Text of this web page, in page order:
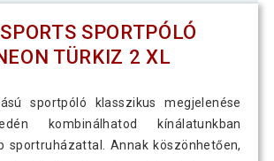
SPORTPÓLÓ
TÜRKIZ 2 XL
sportpóló klasszikus megjelenése
kombinálhatod kínálatunkban
sportruházattal. Annak köszönhetően,